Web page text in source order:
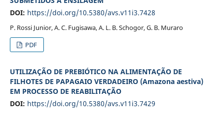
DOI: https://doi.org/10.5380/avs.v11i3.7428
P. Rossi Junior, A. C. Fugisawa, A. L. B. Schogor, G. B. Muraro
PDF
UTILIZAÇÃO DE PREBIÓTICO NA ALIMENTAÇÃO DE
FILHOTES DE PAPAGAIO VERDADEIRO (Amazona aestiva)
EM PROCESSO DE REABILITAÇÃO
DOI: https://doi.org/10.5380/avs.v11i3.7429